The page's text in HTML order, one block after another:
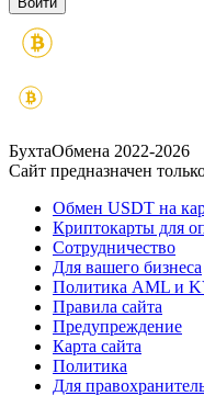
БухтаОбмена 2022-2026
Сайт предназначен
Обмен USDT на
Криптокарты для
Сотрудничество
Для вашего бизнеса
Политика AML и
Правила сайта
Предупреждение
Карта сайта
Политика
Для